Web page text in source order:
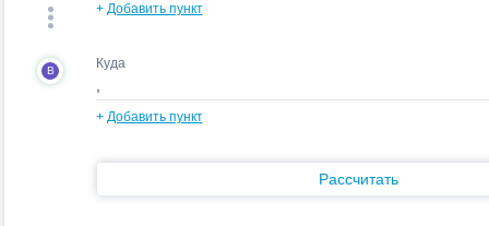
+ Добавить пункт
B Куда
+ Добавить пункт
Рассчитать